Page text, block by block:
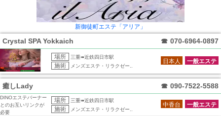
新御徒町エステ「アリア」
Crystal SPA Yokkaich ☎ 070-6964-0897
場所 三重➠近鉄四日市駅
施術 メンズエステ・リラクゼー..
一般エステ
日本人
癒しLady ☎ 090-7522-5588
DINOエステバーナー
とのお互いリンクが
必要
場所 三重➠近鉄四日市駅
施術 メンズエステ・リラクゼー..
一般エステ
中香台